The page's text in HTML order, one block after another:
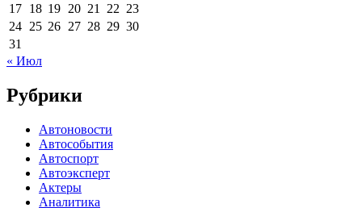
17 18 19 20 21 22 23
24 25 26 27 28 29 30
31
« Июл
Рубрики
Автоновости
Автособытия
Автоспорт
Автоэксперт
Актеры
Аналитика